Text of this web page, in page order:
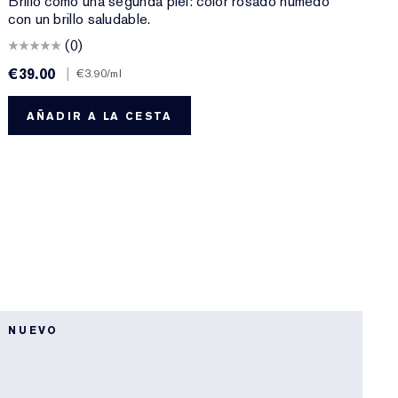
con un brillo saludable.
(0)
€39.00
| €3.90/ml
AÑADIR A LA CESTA
NUEVO